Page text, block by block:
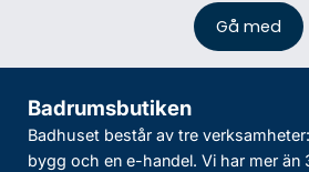
Badrumsbutiken
Badhuset består av tre
bygg och en e-handel. Vi har mer än